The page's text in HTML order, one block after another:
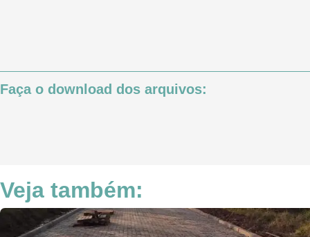
Faça o download dos arquivos:
Veja também: